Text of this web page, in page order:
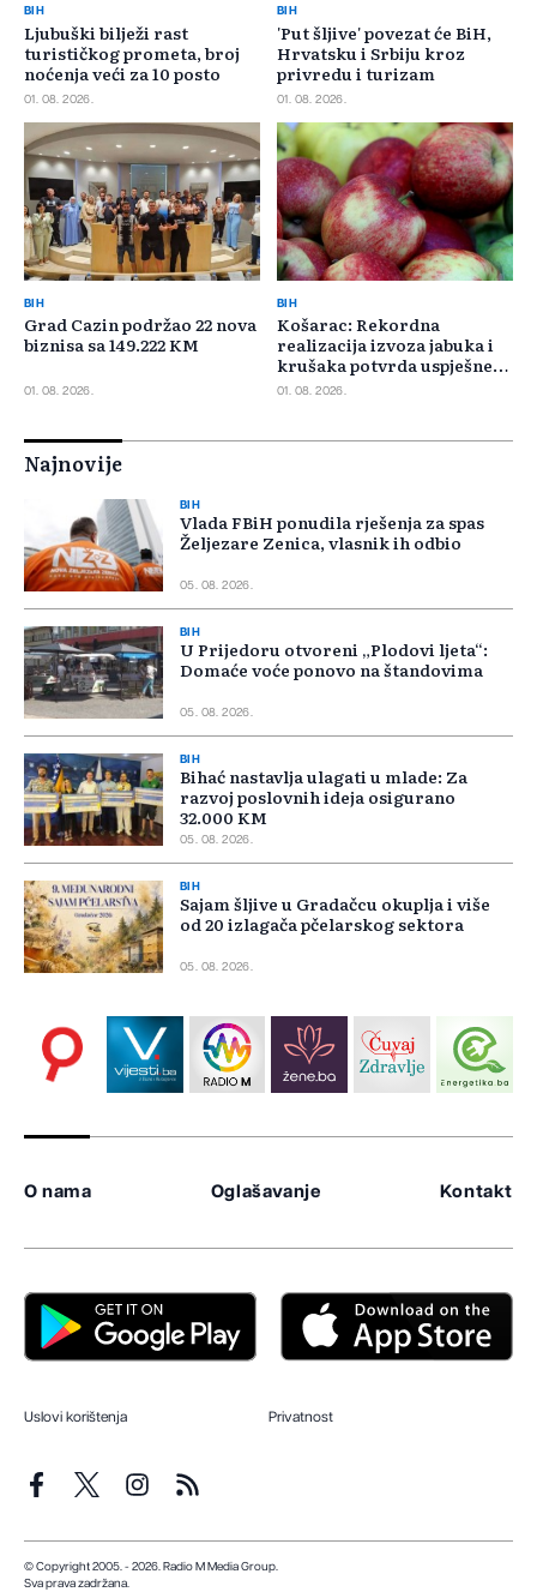
BIH
Ljubuški bilježi rast
turističkog prometa, broj
noćenja veći za 10 posto
01. 08. 2026.
BIH
'Put šljive' povezat će BiH,
Hrvatsku i Srbiju kroz
privredu i turizam
01. 08. 2026.
BIH
Grad Cazin podržao 22 nova
biznisa sa 149.222 KM
01. 08. 2026.
BIH
Košarac: Rekordna
realizacija izvoza jabuka i
krušaka potvrda uspješne
saradnje s Rusijom
01. 08. 2026.
Najnovije
BIH
Vlada FBiH ponudila rješenja za spas
Željezare Zenica, vlasnik ih odbio
05. 08. 2026.
BIH
U Prijedoru otvoreni „Plodovi ljeta“:
Domaće voće ponovo na štandovima
05. 08. 2026.
BIH
Bihać nastavlja ulagati u mlade: Za
razvoj poslovnih ideja osigurano
32.000 KM
05. 08. 2026.
BIH
Sajam šljive u Gradačcu okuplja i više
od 20 izlagača pčelarskog sektora
05. 08. 2026.
O nama Oglašavanje Kontakt
Uslovi korištenja Privatnost
© Copyright 2005. - 2026. Radio M Media Group.
Sva prava zadržana.